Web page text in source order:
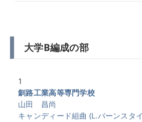
大学B編成の部
1
釧路工業高等専門学校
山田 昌尚
キャンディード組曲 (L.バーンスタ